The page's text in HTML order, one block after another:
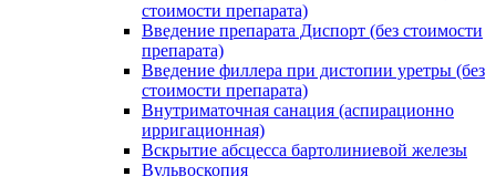
стоимости препарата)
Введение препарата Диспорт (без стоимости
препарата)
Введение филлера при дистопии уретры (без
стоимости препарата)
Внутриматочная санация (аспирационно
ирригационная)
Вскрытие абсцесса бартолиниевой железы
Вульвоскопия